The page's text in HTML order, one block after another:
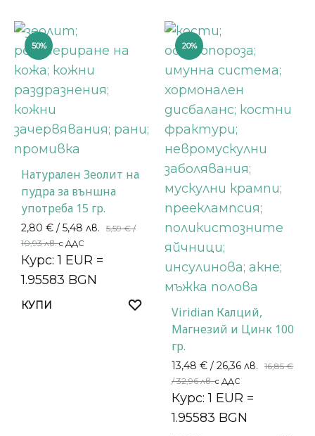
50%
Натурален Зеолит на
пудра за външна
употреба 15 гр.
2,80 € / 5,48 лв. 5,59€/
10,93 лв.с ДДС
Курс: 1 EUR =
1.95583 BGN
КУПИ
20%
Viridian Калций,
Магнезий и Цинк 100
гр.
13,48 € / 26,36 лв. 16,85€
/ 32,96 лв.с ДДС
Курс: 1 EUR =
1.95583 BGN